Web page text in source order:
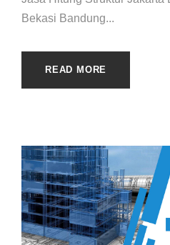
Bekasi Bandung...
READ MORE